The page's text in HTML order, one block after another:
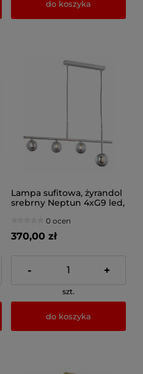
do koszyka
Lampa sufitowa, żyrandol
srebrny Neptun 4xG9 led,
0 ocen
370,00 zł
- +
szt.
do koszyka